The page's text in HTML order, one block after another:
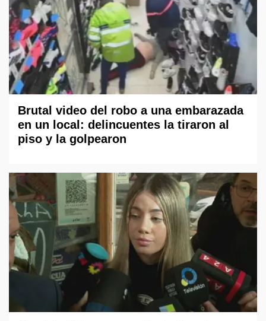
Brutal video del robo a una embarazada
en un local: delincuentes la tiraron al
piso y la golpearon